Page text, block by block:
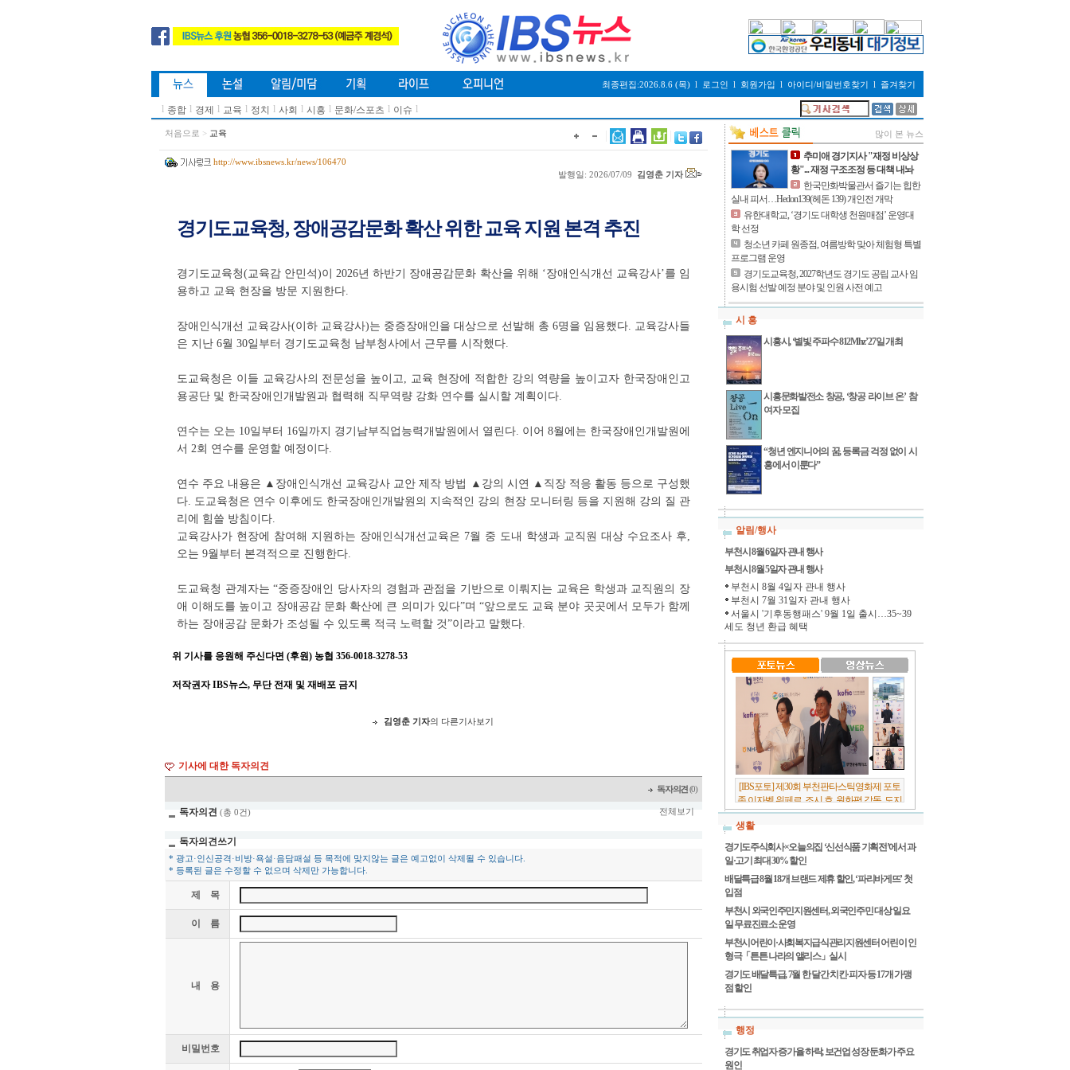
최종편집:2026.8.6 (목) l 로그인 l 회원가입 l 아이디/비밀번호찾기 l 즐겨찾기
l 종합 l 경제 l 교육 l 정치 l 사회 l 시흥 l 문화/스포츠 l 이슈 l
처음으로 > 교육
http://www.ibsnews.kr/news/106470
발행일: 2026/07/09
김영춘 기자
경기도교육청, 장애공감문화 확산 위한 교육 지원 본격 추진
경기도교육청(교육감 안민석)이 2026년 하반기 장애공감문화 확산을 위해 ‘장애인식개선 교육강사’를 임
용하고 교육 현장을 방문 지원한다.
장애인식개선 교육강사(이하 교육강사)는 중증장애인을 대상으로 선발해 총 6명을 임용했다. 교육강사들
은 지난 6월 30일부터 경기도교육청 남부청사에서 근무를 시작했다.
도교육청은 이들 교육강사의 전문성을 높이고, 교육 현장에 적합한 강의 역량을 높이고자 한국장애인고
용공단 및 한국장애인개발원과 협력해 직무역량 강화 연수를 실시할 계획이다.
연수는 오는 10일부터 16일까지 경기남부직업능력개발원에서 열린다. 이어 8월에는 한국장애인개발원에
서 2회 연수를 운영할 예정이다.
연수 주요 내용은 ▲장애인식개선 교육강사 교안 제작 방법 ▲강의 시연 ▲직장 적응 활동 등으로 구성했
다. 도교육청은 연수 이후에도 한국장애인개발원의 지속적인 강의 현장 모니터링 등을 지원해 강의 질 관
리에 힘쓸 방침이다.
교육강사가 현장에 참여해 지원하는 장애인식개선교육은 7월 중 도내 학생과 교직원 대상 수요조사 후,
오는 9월부터 본격적으로 진행한다.
도교육청 관계자는 “중증장애인 당사자의 경험과 관점을 기반으로 이뤄지는 교육은 학생과 교직원의 장
애 이해도를 높이고 장애공감 문화 확산에 큰 의미가 있다”며 “앞으로도 교육 분야 곳곳에서 모두가 함께
하는 장애공감 문화가 조성될 수 있도록 적극 노력할 것”이라고 말했다.
위 기사를 응원해 주신다면 (후원) 농협 356-0018-3278-53
저작권자 IBS뉴스, 무단 전재 및 재배포 금지
김영춘 기자의 다른기사보기
기사에 대한 독자의견
독자의견(0)
독자의견 (총 0건) 전체보기
독자의견쓰기
* 광고·인신공격·비방·욕설·음담패설 등 목적에 맞지않는 글은 예고없이 삭제될 수 있습니다.
* 등록된 글은 수정할 수 없으며 삭제만 가능합니다.
제 목
이 름
내 용
비밀번호
많이 본 뉴스
추미애 경기지사 "재정 비상상
황"... 재정 구조조정 등 대책 내놔
한국만화박물관서 즐기는 힙한
실내 피서…Hedon139(헤돈 139) 개인전 개막
유한대학교, ‘경기도 대학생 천원매점’ 운영대
학 선정
청소년 카페 원종점, 여름방학 맞아 체험형 특별
프로그램 운영
경기도교육청, 2027학년도 경기도 공립 교사 임
용시험 선발 예정 분야 및 인원 사전 예고
시 흥
시흥시, ‘별빛 주파수 812Mhz’ 27일 개최
시흥문화발전소 창공, ‘창공 라이브 온’ 참
여자 모집
“청년 엔지니어의 꿈, 등록금 걱정 없이 시
흥에서 이룬다”
알림/행사
부천시 8월 6일자 관내 행사
부천시 8월 5일자 관내 행사
부천시 8월 4일자 관내 행사
부천시 7월 31일자 관내 행사
서울시 '기후동행패스' 9월 1일 출시…35~39
세도 청년 환급 혜택
[IBS포토] 제30회 부천판타스틱영화제 포토
존 이자벨 위페르, 조시 호, 원화평 감독, 도지
원 배우
생활
경기도주식회사×오늘의집 ‘신선식품 기획전’에서 과
일·고기 최대 30% 할인
배달특급 8월 18개 브랜드 제휴 할인, ‘파리바게뜨’ 첫
입점
부천시 외국인주민지원센터, 외국인주민 대상 일요
일 무료진료소 운영
부천시어린이·사회복지급식관리지원센터 어린이 인
형극「튼튼 나라의 앨리스」실시
경기도 배달특급, 7월 한 달간 치킨·피자 등 17개 가맹
점 할인
행정
경기도 취업자 증가율 하락, 보건업 성장 둔화가 주요
원인